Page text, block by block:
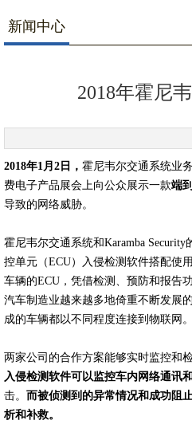
新闻中心
2018年霍尼
2018年1月2日， 霍尼韦尔交通系统业
费电子产品展会上向公众展示一款端
导致的网络威胁。
霍尼韦尔交通系统和Karamba Security
控单元（ECU）入侵检测软件搭配使
车辆的ECU，凭借检测、预防和报告
汽车制造业越来越多地倚重不断发展
成的车辆都以不同程度连接到物联网
两家公司的合作方案能够实时监控和
入侵检测软件可以监控车内网络通讯
击。 而被侦测到的异常情况和成功阻
析和补救。